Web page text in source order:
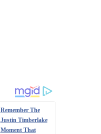
Remember The
Justin Timberlake
Moment That